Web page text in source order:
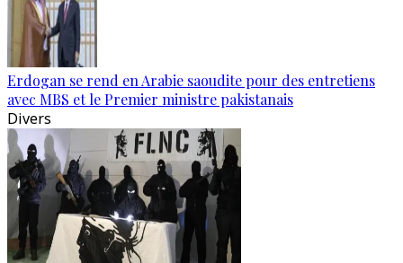
Erdogan se rend en Arabie saoudite pour des entretiens
avec MBS et le Premier ministre pakistanais
Divers